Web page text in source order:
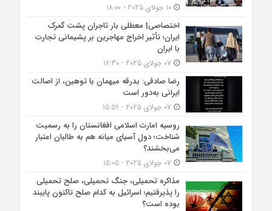
10 جولای 2025 - 18:00
اختصاصی| معطلی بار تاجران پشت گمرک
ایران؛ تأثیر اخراج مهاجرین بر پشیمانی تجارت
با ایران
رضا صادقی: بدرقه میهمان با توهین، از اصالت
ایرانی به‌دور است
روسیه امارت اسلامی افغانستان را به رسمیت
شناخت؛ دول آسیای میانه هم به طالبان اعتبار
می‎‌بخشند؟
مذاکره تحمیلی، جنگ تحمیلی، صلح تحمیلی
را پذیرفتیم؛ اسرائیل به کدام صلح تاکنون پایبند
بوده است؟